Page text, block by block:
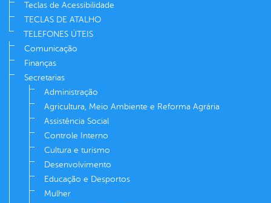
Teclas de Acessibilidade
TECLAS DE ATALHO
TELEFONES ÚTEIS
Comunicação
Finanças
Secretarias
Administração
Agricultura, Meio Ambiente e Reforma Agrária
Assistência Social
Controle Interno
Cultura e turismo
Desenvolvimento
Educação e Desportos
Mulher